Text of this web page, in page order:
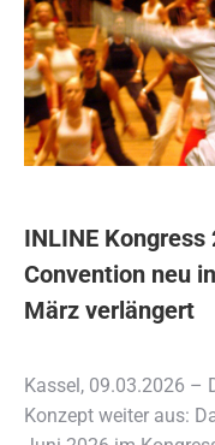
INLINE
Convention neu
März verlängert
Kassel, 09.03.2026 –
Konzept weiter aus: